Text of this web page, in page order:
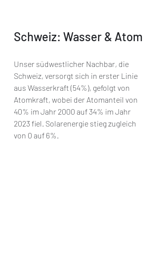
Schweiz: Wasser & Atom
Unser südwestlicher Nachbar, die
Schweiz, versorgt sich in erster Linie
aus Wasserkraft (54%), gefolgt von
Atomkraft, wobei der Atomanteil von
40% im Jahr 2000 auf 34% im Jahr
2023 fiel. Solarenergie stieg zugleich
von 0 auf 6%.